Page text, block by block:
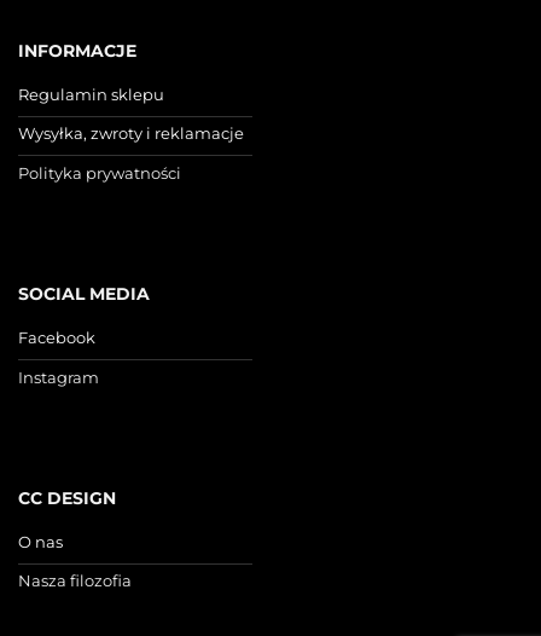
INFORMACJE
Regulamin sklepu
Wysyłka, zwroty i reklamacje
Polityka prywatności
SOCIAL MEDIA
Facebook
Instagram
CC DESIGN
O nas
Nasza filozofia